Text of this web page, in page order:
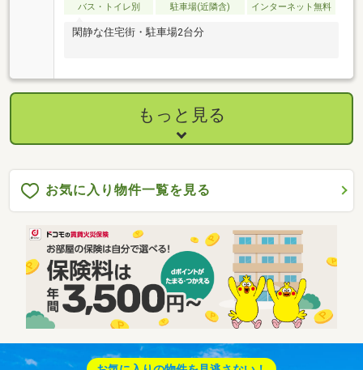
バス・トイレ別
駐車場(近隣含) インターネット無料
閑静な住宅街・駐車場2台分
もっと見る
お気に入り物件一覧を見る